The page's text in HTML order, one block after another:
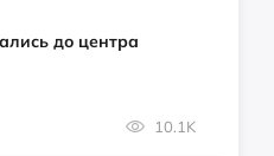
до центра
10.1K